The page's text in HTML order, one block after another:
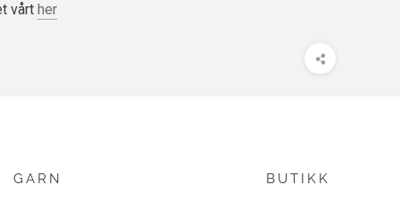
vårt her
GARN BUTIKK